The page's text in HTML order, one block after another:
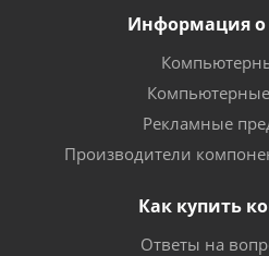
Информация о
Рекламные
Производители
Как купить
Ответы на